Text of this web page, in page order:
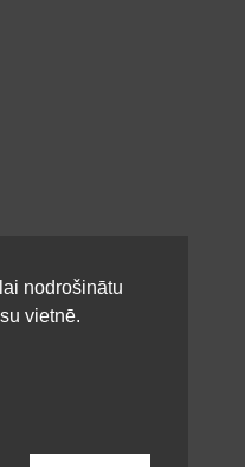
nodrošinātu
vietnē.